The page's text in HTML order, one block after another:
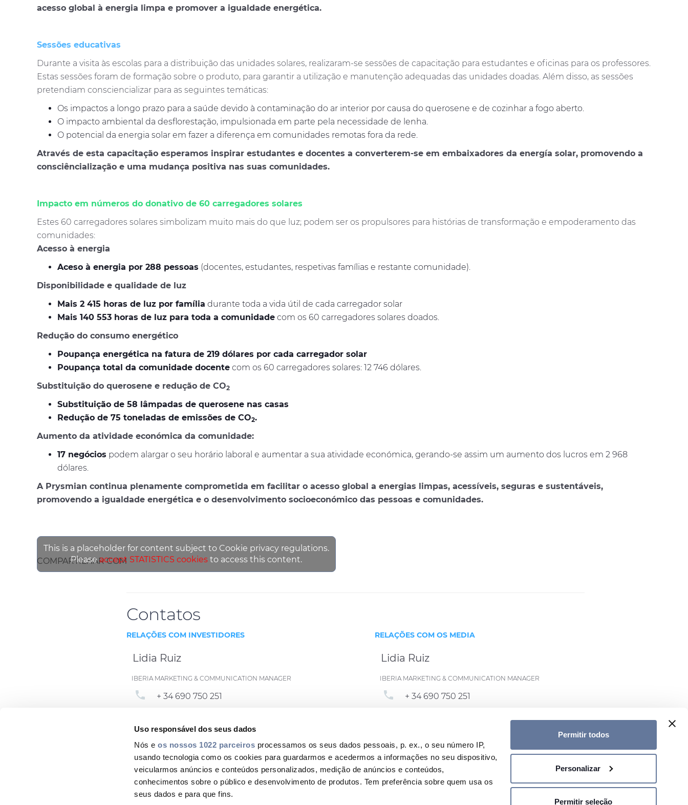
Uso responsável dos seus dados
Nós eos nossos 1022 parceiros processamos os seus dados pessoais, p. ex., o seu número IP,
usando tecnologia como os cookies para guardarmos e acedermos a informações no seu dispositivo,
veicularmos anúncios e conteúdos personalizados, medição de anúncios e conteúdos,
conhecimentos sobre o público e desenvolvimento de produtos. Tem preferência sobre quem usa os
seus dados e para que fins.
Permitir todos
Personalizar
Permitir seleção
acesso global à energia limpa e promover a igualdade energética.
Sessões educativas
Durante a visita às escolas para a distribuição das unidades solares, realizaram-se sessões de capacitação para estudantes e oficinas para os professores.
Estas sessões foram de formação sobre o produto, para garantir a utilização e manutenção adequadas das unidades doadas. Além disso, as sessões
pretendiam consciencializar para as seguintes temáticas:
Os impactos a longo prazo para a saúde devido à contaminação do ar interior por causa do querosene e de cozinhar a fogo aberto.
O impacto ambiental da desflorestação, impulsionada em parte pela necessidade de lenha.
O potencial da energia solar em fazer a diferença em comunidades remotas fora da rede.
Através de esta capacitação esperamos inspirar estudantes e docentes a converterem-se em embaixadores da energía solar, promovendo a
consciêncialização e uma mudança positiva nas suas comunidades.
Impacto em números do donativo de 60 carregadores solares
Estes 60 carregadores solares simbolizam muito mais do que luz; podem ser os propulsores para histórias de transformação e empoderamento das
comunidades:
Acesso à energia
Aceso à energia por 288 pessoas (docentes, estudantes, respetivas famílias e restante comunidade).
Disponibilidade e qualidade de luz
Mais 2 415 horas de luz por família durante toda a vida útil de cada carregador solar
Mais 140 553 horas de luz para toda a comunidade com os 60 carregadores solares doados.
Redução do consumo energético
Poupança energética na fatura de 219 dólares por cada carregador solar
Poupança total da comunidade docente com os 60 carregadores solares: 12 746 dólares.
Substituição do querosene e redução de CO2
Substituição de 58 lâmpadas de querosene nas casas
Redução de 75 toneladas de emissões de CO2.
Aumento da atividade económica da comunidade:
17 negócios podem alargar o seu horário laboral e aumentar a sua atividade económica, gerando-se assim um aumento dos lucros em 2 968
dólares.
A Prysmian continua plenamente comprometida em facilitar o acesso global a energias limpas, acessíveis, seguras e sustentáveis,
promovendo a igualdade energética e o desenvolvimento socioeconómico das pessoas e comunidades.
COMPARTILHAR COM
This is a placeholder for content subject to Cookie privacy regulations.
Pleaseaccept STATISTICS cookies to access this content.
Contatos
RELAÇÕES COM INVESTIDORES
Lidia Ruiz
IBERIA MARKETING & COMMUNICATION MANAGER
phone + 34 690 750 251
RELAÇÕES COM OS MEDIA
Lidia Ruiz
IBERIA MARKETING & COMMUNICATION MANAGER
phone + 34 690 750 251
A NOSSA NEWSLETTER